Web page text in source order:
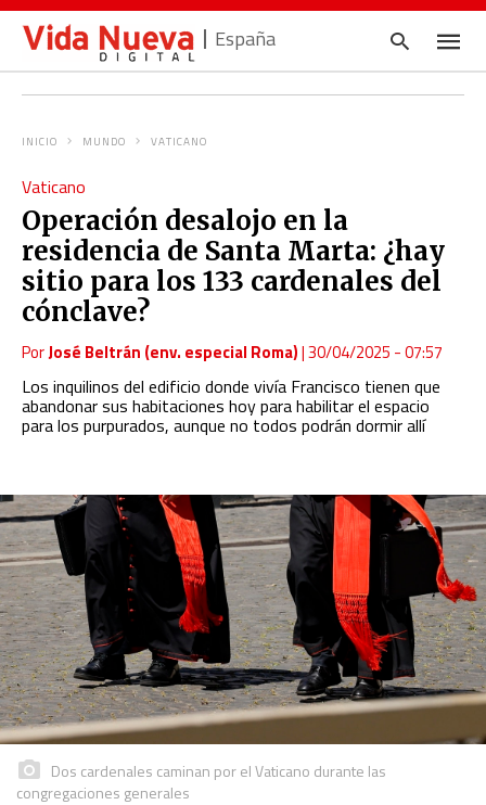
España
pulsa
en
INICIO MUNDO VATICANO
Vaticano
Operación desalojo en la
residencia de Santa Marta: ¿hay
sitio para los 133 cardenales del
cónclave?
PorJosé Beltrán (env. especial Roma)|30/04/2025 - 07:57
Los inquilinos del edificio donde vivía Francisco tienen que
abandonar sus habitaciones hoy para habilitar el espacio
para los purpurados, aunque no todos podrán dormir allí
Dos cardenales caminan por el Vaticano durante las
congregaciones generales